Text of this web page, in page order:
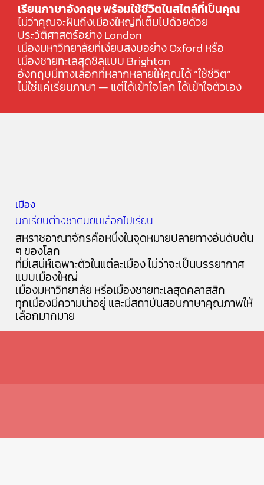
เรียนภาษาอังกฤษพร้อมใช้ชีวิตในสไตล์ที่เป็นคุณ
ไม่ว่าคุณจะฝันถึงเมืองใหญ่ที่เต็มไปด้วยด้วย
ประวัติศาสตร์อย่าง London
เมืองมหาวิทยาลัยที่เงียบสงบอย่าง Oxford หรือ
เมืองชายทะเลสุดชิลแบบ Brighton
อังกฤษมีทางเลือกที่หลากหลายให้คุณได้ “ใช้ชีวิต”
ไม่ใช่แค่เรียนภาษา — แต่ได้เข้าใจโลก ได้เข้าใจตัวเอง
เมือง
นักเรียนต่างชาตินิยมเลือกไปเรียน
สหราชอาณาจักรคือหนึ่งในจุดหมายปลายทางอันดับต้น
ๆ ของโลก
ที่มีเสน่ห์เฉพาะตัวในแต่ละเมือง ไม่ว่าจะเป็นบรรยากาศ
แบบเมืองใหญ่
เมืองมหาวิทยาลัย หรือเมืองชายทะเลสุดคลาสสิก
ทุกเมืองมีความน่าอยู่ และมีสถาบันสอนภาษาคุณภาพให้
เลือกมากมาย